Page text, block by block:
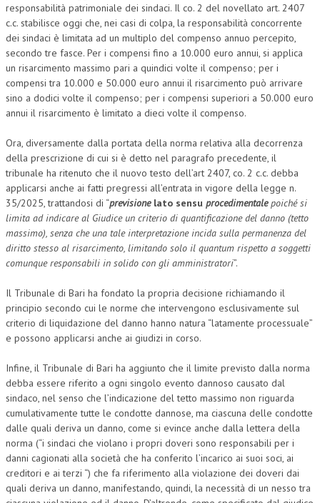
TELEGRAM
DOCUMENTI
TESI DI LAUREA
MATERIALE DIDATTICO
INVITI E PROMOZIONI
responsabilità patrimoniale dei sindaci. Il co. 2 del novellato art. 2407
c.c. stabilisce oggi che, nei casi di colpa, la responsabilità concorrente
dei sindaci è limitata ad un multiplo del compenso annuo percepito,
secondo tre fasce. Per i compensi fino a 10.000 euro annui, si applica
un risarcimento massimo pari a quindici volte il compenso; per i
compensi tra 10.000 e 50.000 euro annui il risarcimento può arrivare
sino a dodici volte il compenso; per i compensi superiori a 50.000 euro
annui il risarcimento è limitato a dieci volte il compenso.
Ora, diversamente dalla portata della norma relativa alla decorrenza
della prescrizione di cui si è detto nel paragrafo precedente, il
tribunale ha ritenuto che il nuovo testo dell’art 2407, co. 2 c.c. debba
applicarsi anche ai fatti pregressi all’entrata in vigore della legge n.
35/2025, trattandosi di “previsione lato sensu procedimentalepoiché si
limita ad indicare al Giudice un criterio di quantificazione del danno (tetto
massimo), senza che una tale interpretazione incida sulla permanenza del
diritto stesso al risarcimento, limitando solo il quantum rispetto a soggetti
comunque responsabili in solido con gli amministratori”.
Il Tribunale di Bari ha fondato la propria decisione richiamando il
principio secondo cui le norme che intervengono esclusivamente sul
criterio di liquidazione del danno hanno natura “latamente processuale”
e possono applicarsi anche ai giudizi in corso.
Infine, il Tribunale di Bari ha aggiunto che il limite previsto dalla norma
debba essere riferito a ogni singolo evento dannoso causato dal
sindaco, nel senso che l’indicazione del tetto massimo non riguarda
cumulativamente tutte le condotte dannose, ma ciascuna delle condotte
dalle quali deriva un danno, come si evince anche dalla lettera della
norma (“i sindaci che violano i propri doveri sono responsabili per i
danni cagionati alla società che ha conferito l’incarico ai suoi soci, ai
creditori e ai terzi “) che fa riferimento alla violazione dei doveri dai
quali deriva un danno, manifestando, quindi, la necessità di un nesso tra